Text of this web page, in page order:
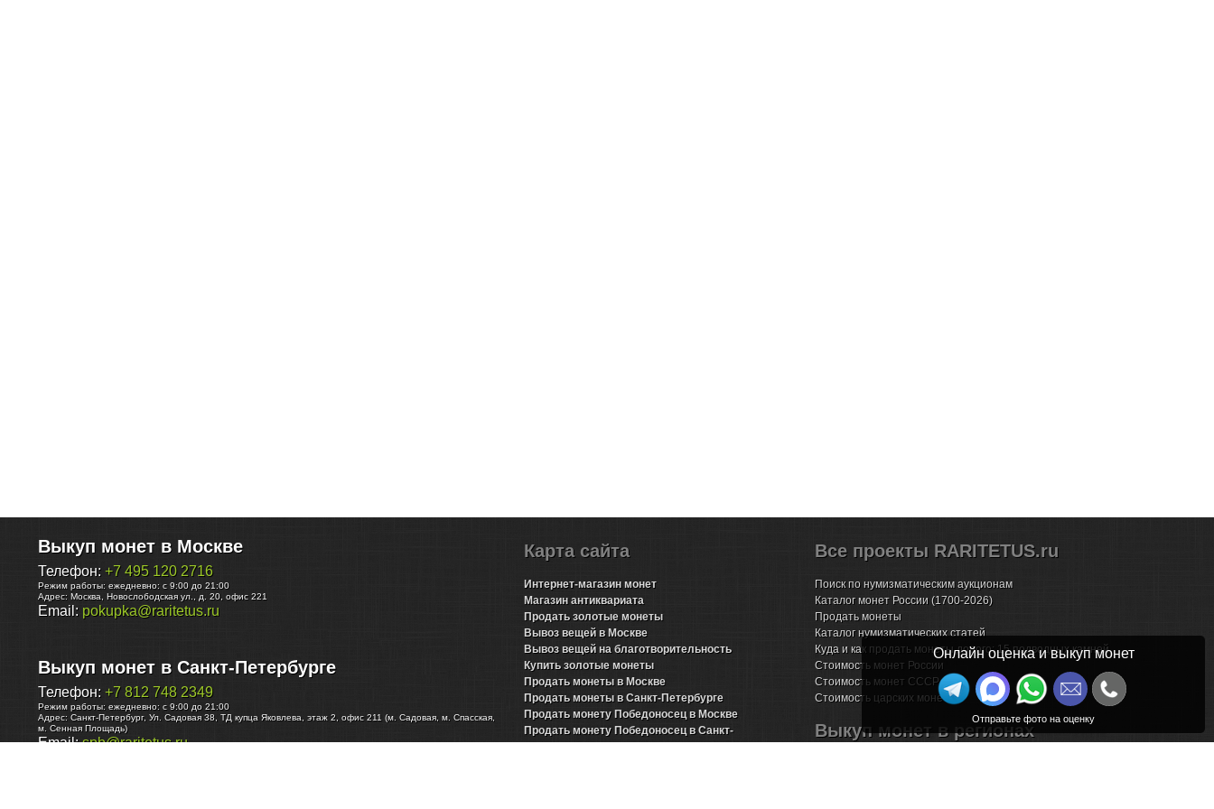
Выкуп монет в Москве
Телефон: +7 495 120 2716
Режим работы: ежедневно: с 9:00 до 21:00
Адрес: Москва Новослободская ул., д. 20, офис 221
Email: pokupka@raritetus.ru
Выкуп монет в Санкт-Петербурге
Телефон: +7 812 748 2349
Режим работы: ежедневно: с 9:00 до 21:00
Адрес: Санкт-Петербург, Ул. Садовая 38, ТД купца Яковлева, этаж 2, офис 211 (м. Садовая, м. Спасская,
м. Сенная Площадь)
Email:spb@raritetus.ru
Карта сайта
Интернет-магазин монет
Магазин антиквариата
Продать золотые монеты
Вывоз вещей в Москве
Вывоз вещей на благотворительность
Купить золотые монеты
Продать монеты в Москве
Продать монеты в Санкт-Петербурге
Продать монету Победоносец в Москве
Продать монету Победоносец в Санкт-
Все проекты RARITETUS.ru
Поиск по нумизматическим аукционам
Каталог монет России (1700-2026)
Продать монеты
Каталог нумизматических статей
Куда и как продать монеты дорого: 15 подводных камней
Стоимость монет России
Стоимость монет СССР
Стоимость царских монет
Выкуп монет в регионах
Онлайн оценка и выкуп монет